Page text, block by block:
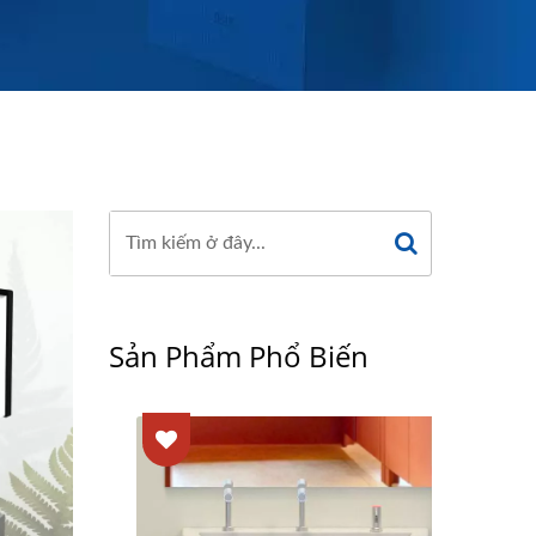
Sản Phẩm Phổ Biến